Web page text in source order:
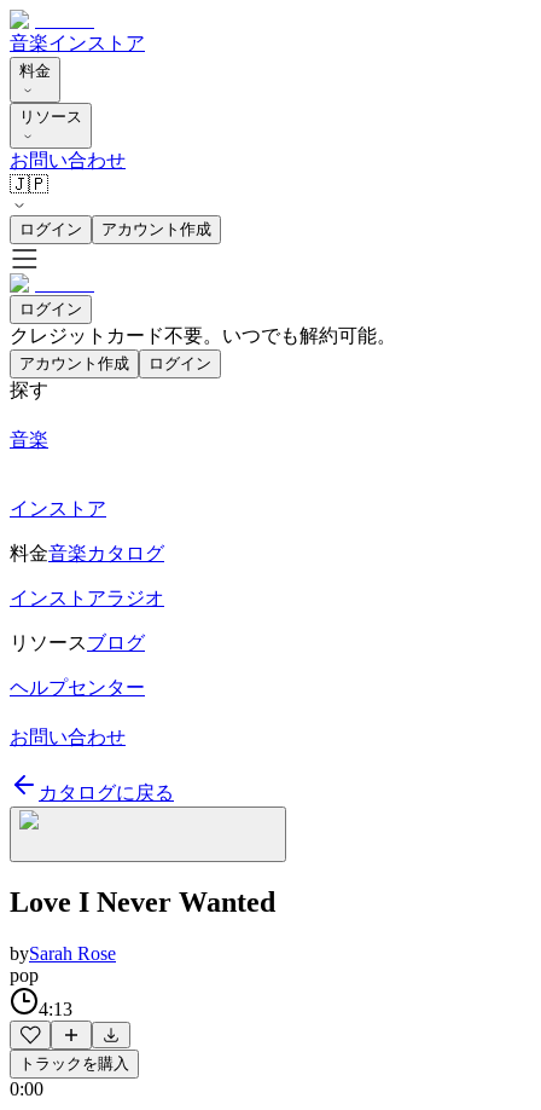
音楽インストア
料金
リソース
お問い合わせ
🇯🇵
ログイン アカウント作成
ログイン
クレジットカード不要。いつでも解約可能。
アカウント作成 ログイン
探す
音楽
インストア
料金音楽カタログ
インストアラジオ
リソースブログ
ヘルプセンター
お問い合わせ
カタログに戻る
Love I Never Wanted
bySarah Rose
pop
4:13
トラックを購入
0:00